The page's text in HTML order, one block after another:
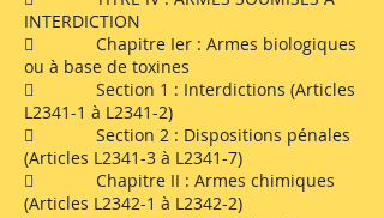
INTERDICTION
 Chapitre Ier : Armes biologiques
ou à base de toxines
 Section 1 : Interdictions (Articles
L2341-1 à L2341-2)
 Section 2 : Dispositions pénales
(Articles L2341-3 à L2341-7)
 Chapitre II : Armes chimiques
(Articles L2342-1 à L2342-2)